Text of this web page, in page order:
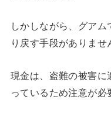
しかしながら、グア
り戻す手段がありませ
現金は、盗難の被害に
っているため注意が必